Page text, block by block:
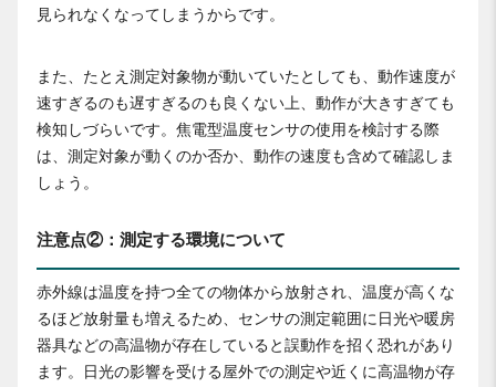
見られなくなってしまうからです。
また、たとえ測定対象物が動いていたとしても、動作速度が
速すぎるのも遅すぎるのも良くない上、動作が大きすぎても
検知しづらいです。焦電型温度センサの使用を検討する際
は、測定対象が動くのか否か、動作の速度も含めて確認しま
しょう。
注意点②：測定する環境について
赤外線は温度を持つ全ての物体から放射され、温度が高くな
るほど放射量も増えるため、センサの測定範囲に日光や暖房
器具などの高温物が存在していると誤動作を招く恐れがあり
ます。日光の影響を受ける屋外での測定や近くに高温物が存